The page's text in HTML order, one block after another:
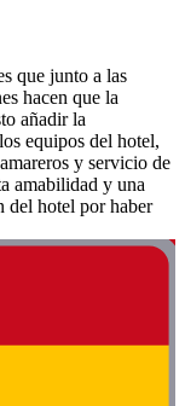
que junto a las
hacen que la
añadir la
equipos del hotel,
y servicio de
amabilidad y una
del hotel por haber